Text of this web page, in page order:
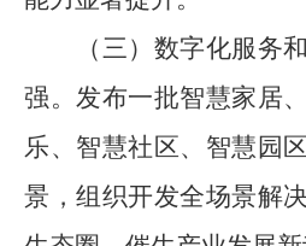
（三） 数字化服务
强。发布一批智慧家居
乐、智慧社区、智慧园
景，组织开发全场景解